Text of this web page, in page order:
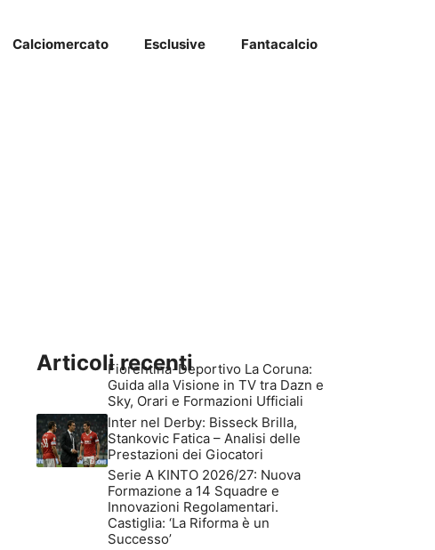
Calciomercato Esclusive Fantacalcio
Articoli recenti
Fiorentina-Deportivo La Coruna:
Guida alla Visione in TV tra Dazn e
Sky, Orari e Formazioni Ufficiali
Inter nel Derby: Bisseck Brilla,
Stankovic Fatica – Analisi delle
Prestazioni dei Giocatori
Serie A KINTO 2026/27: Nuova
Formazione a 14 Squadre e
Innovazioni Regolamentari.
Castiglia: ‘La Riforma è un
Successo’